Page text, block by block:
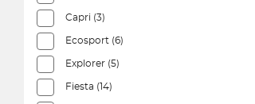
Capri (3)
Ecosport (6)
Explorer (5)
Fiesta (14)